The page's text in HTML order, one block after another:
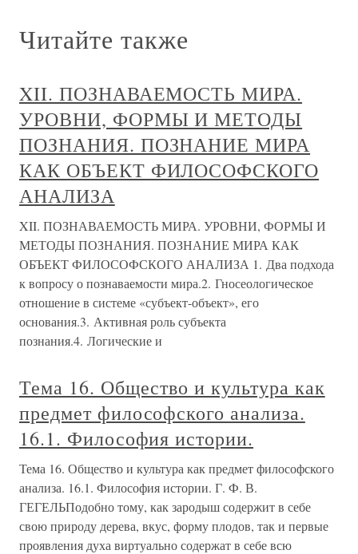
Читайте также
XII. ПОЗНАВАЕМОСТЬ МИРА.
УРОВНИ, ФОРМЫ И МЕТОДЫ
ПОЗНАНИЯ. ПОЗНАНИЕ МИРА
КАК ОБЪЕКТ ФИЛОСОФСКОГО
АНАЛИЗА
XII. ПОЗНАВАЕМОСТЬ МИРА. УРОВНИ, ФОРМЫ И
МЕТОДЫ ПОЗНАНИЯ. ПОЗНАНИЕ МИРА КАК
ОБЪЕКТ ФИЛОСОФСКОГО АНАЛИЗА 1. Два подхода
к вопросу о познаваемости мира.2. Гносеологическое
отношение в системе «субъект-объект», его
основания.3. Активная роль субъекта
познания.4. Логические и
Тема 16. Общество и культура как
предмет философского анализа.
16.1. Философия истории.
Тема 16. Общество и культура как предмет философского
анализа. 16.1. Философия истории. Г. Ф. В.
ГЕГЕЛЬПодобно тому, как зародыш содержит в себе
свою природу дерева, вкус, форму плодов, так и первые
проявления духа виртуально содержат в себе всю